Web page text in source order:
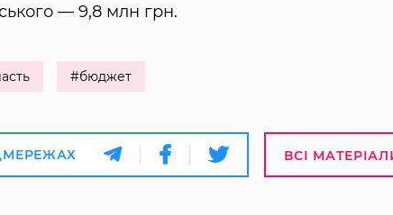
— 9,8 млн грн.
#бюджет
ВСІ